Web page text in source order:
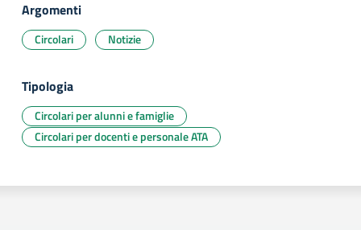
Argomenti
Circolari Notizie
Tipologia
Circolari per alunni e famiglie
Circolari per docenti e personale ATA